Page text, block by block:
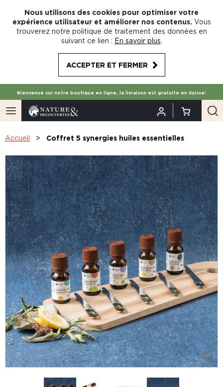
Nous utilisons des cookies pour optimiser votre
expérience utilisateur et améliorer nos contenus. Vous
trouverez notre politique de traitement des données en
suivant ce lien : En savoir plus
ACCEPTER ET FERMER
Bienvenue sur notre boutique en ligne, la livraison est gratuite en Suisse!
Accueil Coffret 5 synergies huiles essentielles